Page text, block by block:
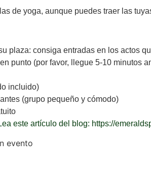
de yoga, aunque puedes traer las
plaza: consiga entradas en los actos
punto (por favor, llegue 5-10 minutos
incluido)
(grupo pequeño y cómodo)
este artículo del blog: https://
evento